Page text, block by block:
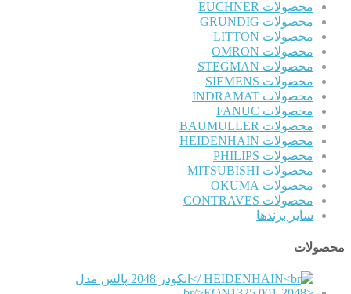
محصولات EUCHNER
محصولات GRUNDIG
محصولات LITTON
محصولات OMRON
محصولات STEGMAN
محصولات SIEMENS
محصولات INDRAMAT
محصولات FANUC
محصولات BAUMULLER
محصولات HEIDENHAIN
محصولات PHILIPS
محصولات MITSUBISHI
محصولات OKUMA
محصولات CONTRAVES
سایر برندها
محصولات